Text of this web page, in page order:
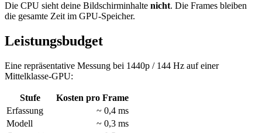
Die CPU sieht deine Bildschirminhalte nicht. Die Frames bleiben
die gesamte Zeit im GPU-Speicher.
Leistungsbudget
Eine repräsentative Messung bei 1440p / 144 Hz auf einer
Mittelklasse-GPU:
Stufe
Kosten pro Frame
Erfassung
~ 0,4 ms
Modell
~ 0,3 ms